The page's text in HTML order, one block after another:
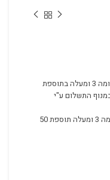
350 ₪ משלוח לקומה 3 ומעלה בתוספת
התשלום ע"י
350 ₪ במרכז וקומה 3 ומעלה תוספת 50